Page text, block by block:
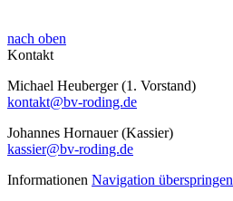
nach oben
Kontakt
Michael Heuberger (1. Vorstand)
kontakt@bv-roding.de
Johannes Hornauer (Kassier)
kassier@bv-roding.de
Informationen Navigation überspringen